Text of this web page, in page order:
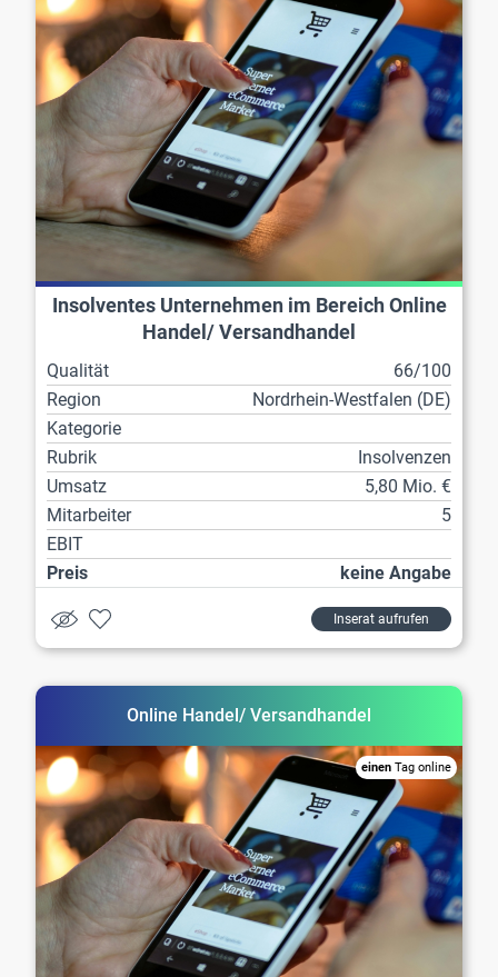
Insolventes Unternehmen im Bereich Online
Handel/ Versandhandel
Qualität
66/100
Region
Nordrhein-Westfalen (DE)
Kategorie
Rubrik
Insolvenzen
Umsatz
5,80 Mio. €
Mitarbeiter
5
EBIT
Preis
keine Angabe
Inserat aufrufen
Online Handel/ Versandhandel
einen Tag online